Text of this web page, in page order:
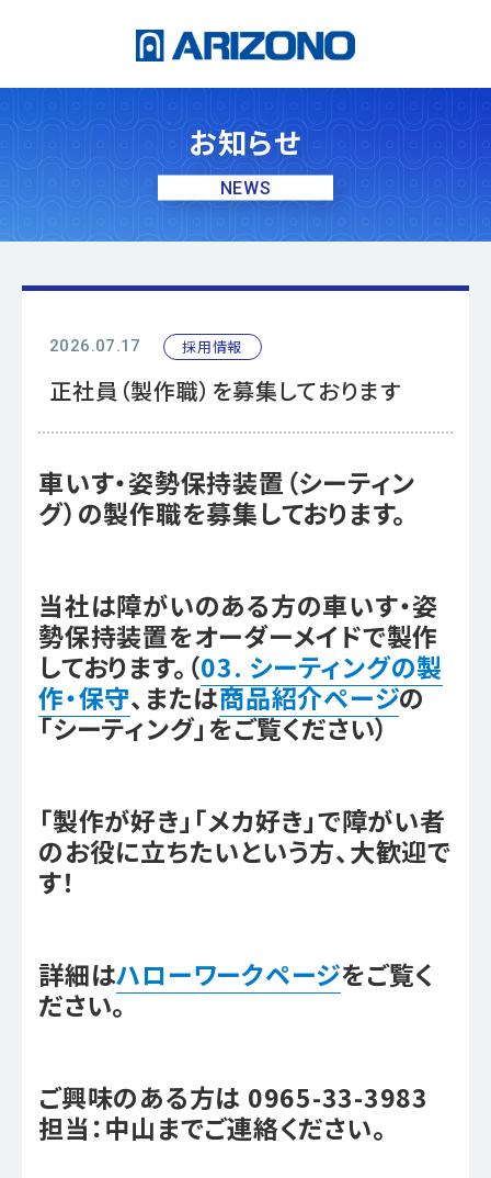
お知らせ
NEWS
2026.07.17 採用情報
正社員（製作職）を募集しております
車いす・姿勢保持装置（シーティン
グ）の製作職を募集しております。
当社は障がいのある方の車いす・姿
勢保持装置をオーダーメイドで製作
しております。（03. シーティングの製
作・保守、または商品紹介ページの
「シーティング」をご覧ください）
「製作が好き」「メカ好き」で障がい者
のお役に立ちたいという方、大歓迎で
す！
詳細はハローワークページをご覧く
ださい。
ご興味のある方は 0965-33-3983
担当：中山までご連絡ください。